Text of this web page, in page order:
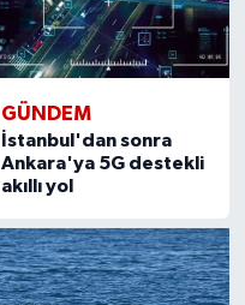
GÜNDEM
İstanbul'dan sonra
Ankara'ya 5G destekli
akıllı yol